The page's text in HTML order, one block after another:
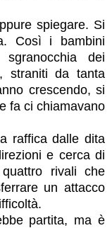
spiegare. Si
Così i bambini
dei
straniti da tanta
crescendo, si
fa ci chiamavano
raffica dalle dita
e cerca di
rivali che
un attacco
partita, ma è